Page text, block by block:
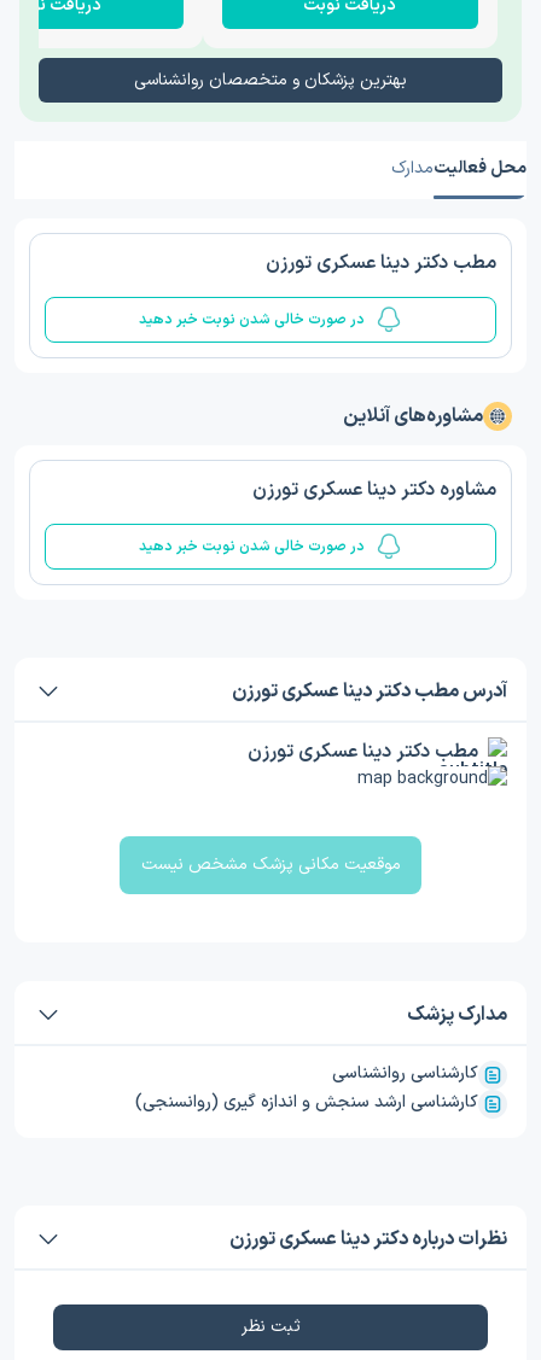
بهترین پزشکان و متخصصان روانشناسی
محل فعالیتمدارک
مطب دکتر دینا عسکری تورزن
در صورت خالی شدن نوبت خبر دهید
مشاوره‌های آنلاین
مشاوره دکتر دینا عسکری تورزن
در صورت خالی شدن نوبت خبر دهید
آدرس مطب دکتر دینا عسکری تورزن
مطب دکتر دینا عسکری تورزن
موقعیت مکانی پزشک مشخص نیست
مدارک پزشک
کارشناسی روانشناسی
کارشناسی ارشد سنجش و اندازه گیری (روانسنجی)
نظرات درباره دکتر دینا عسکری تورزن
ثبت نظر